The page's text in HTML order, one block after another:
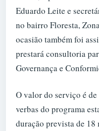
Eduardo Leite e
no bairro Floresta,
ocasião também foi
prestará consultoria
Governança e
O valor do serviço é
verbas do programa
duração prevista de 18